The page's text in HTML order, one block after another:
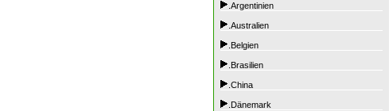
.Argentinien
.Australien
.Belgien
.Brasilien
.China
.Dänemark